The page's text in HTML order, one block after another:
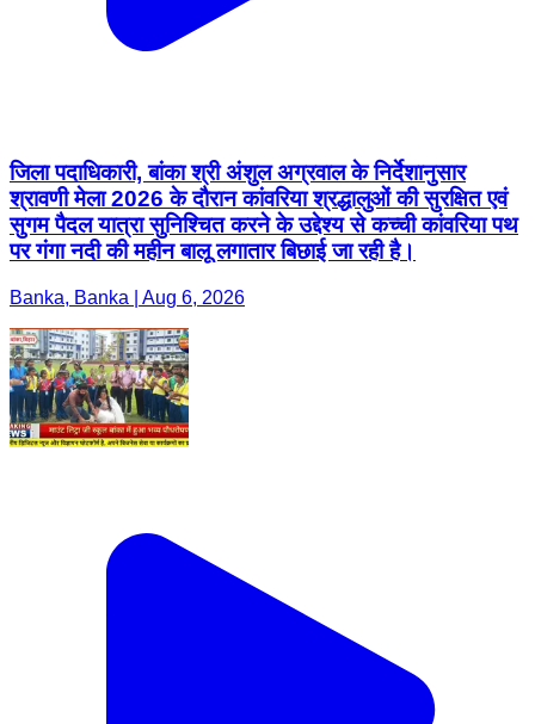
जिला पदाधिकारी, बांका श्री अंशुल अग्रवाल के निर्देशानुसार
श्रावणी मेला 2026 के दौरान कांवरिया श्रद्धालुओं की सुरक्षित एवं
सुगम पैदल यात्रा सुनिश्चित करने के उद्देश्य से कच्ची कांवरिया पथ
पर गंगा नदी की महीन बालू लगातार बिछाई जा रही है।
Banka, Banka | Aug 6, 2026